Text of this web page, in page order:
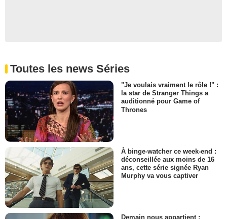
Toutes les news Séries
"Je voulais vraiment le rôle !" :
la star de Stranger Things a
auditionné pour Game of
Thrones
À binge-watcher ce week-end :
déconseillée aux moins de 16
ans, cette série signée Ryan
Murphy va vous captiver
Demain nous appartient :